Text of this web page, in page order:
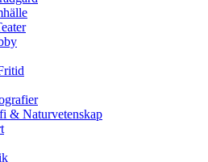
& Naturvetenskap